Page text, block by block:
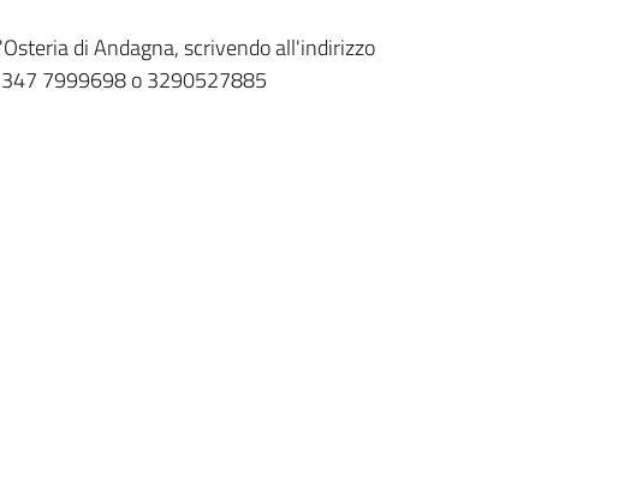
di Andagna, scrivendo all'indirizzo
7999698 o 3290527885